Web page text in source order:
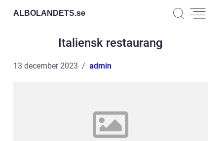
ALBOLANDETS.se
Italiensk restaurang
13 december 2023 admin